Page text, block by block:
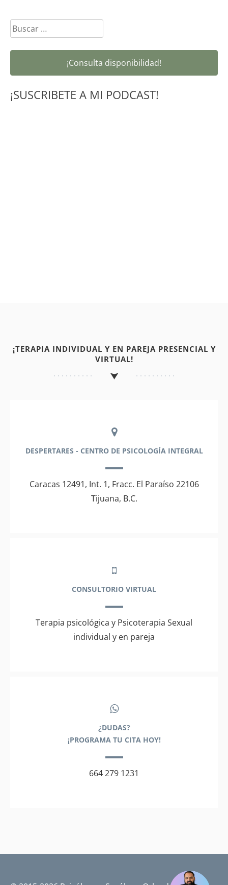
Buscar:
¡Consulta disponibilidad!
¡SUSCRIBETE A MI PODCAST!
¡TERAPIA INDIVIDUAL Y EN PAREJA PRESENCIAL Y
VIRTUAL!
DESPERTARES - CENTRO DE PSICOLOGÍA INTEGRAL
Caracas 12491, Int. 1, Fracc. El Paraíso 22106
Tijuana, B.C.
CONSULTORIO VIRTUAL
Terapia psicológica y Psicoterapia Sexual
individual y en pareja
¿DUDAS?
¡PROGRAMA TU CITA HOY!
664 279 1231